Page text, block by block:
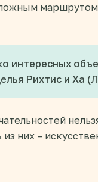
интересных
Рихтис и Ха
них –